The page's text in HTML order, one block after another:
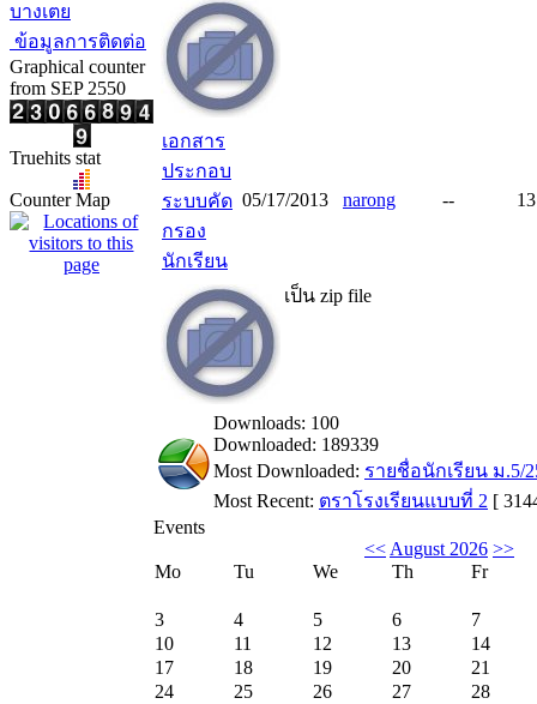
บางเตย
ข้อมูลการติดต่อ
Graphical counter
from SEP 2550
Truehits stat
Counter Map
เอกสาร
ประกอบ
ระบบคัด
กรอง
นักเรียน
05/17/2013 narong --
เป็น zip file
Downloads: 100
Downloaded: 189339
Most Downloaded: รายชื่อนักเรียน ม.5/
Most Recent: ตราโรงเรียนแบบที่ 2 [
Events
<< August 2026 >>
Mo
Tu We Th Fr
3 4 5 6
7
10
11 12 13
14
17
18 19 20
21
24
25 26 27
28